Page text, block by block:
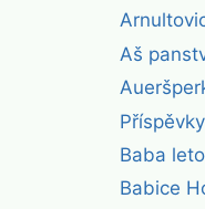
Aš
Baba
Babice